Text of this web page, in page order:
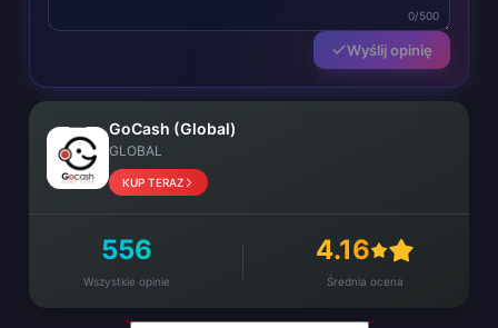
0/500
Wyślij opinię
GoCash (Global)
GLOBAL
KUP TERAZ
556
Wszystkie opinie
4.16
Średnia ocena